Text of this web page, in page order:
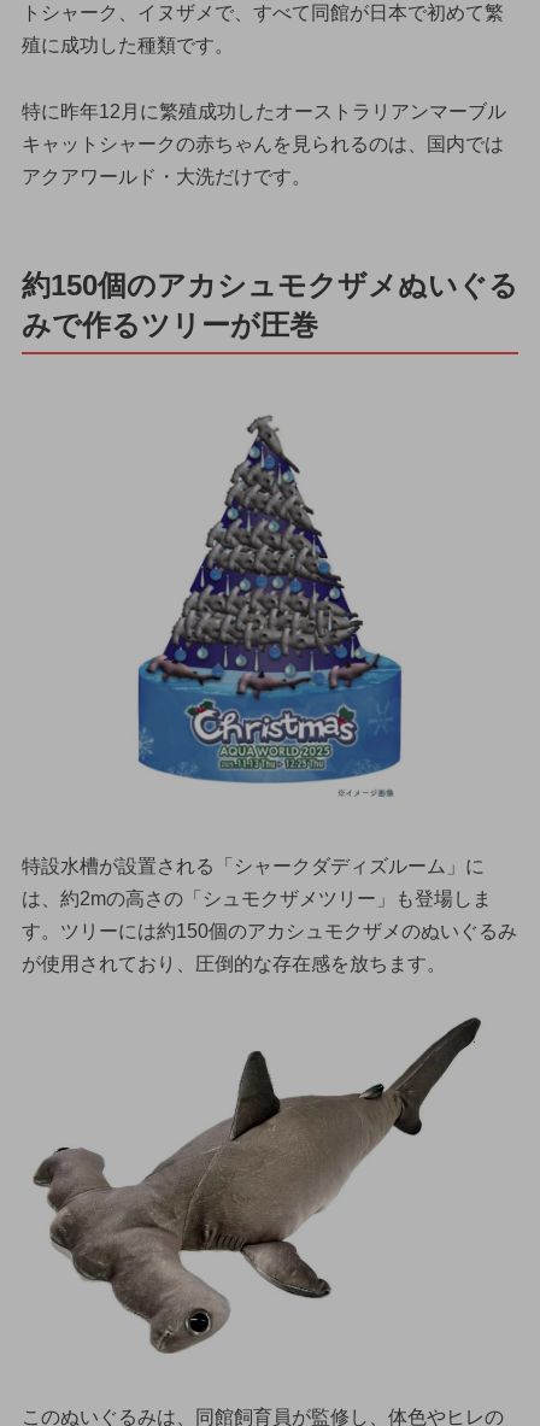
トシャーク、イヌザメで、すべて同館が日本で初めて繁
殖に成功した種類です。
特に昨年12月に繁殖成功したオーストラリアンマーブル
キャットシャークの赤ちゃんを見られるのは、国内では
アクアワールド・大洗だけです。
約150個のアカシュモクザメぬいぐる
みで作るツリーが圧巻
特設水槽が設置される「シャークダディズルーム」に
は、約2mの高さの「シュモクザメツリー」も登場しま
す。ツリーには約150個のアカシュモクザメのぬいぐるみ
が使用されており、圧倒的な存在感を放ちます。
このぬいぐるみは、同館飼育員が監修し、体色やヒレの